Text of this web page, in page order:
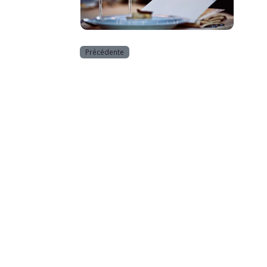
Horeca
Précédente